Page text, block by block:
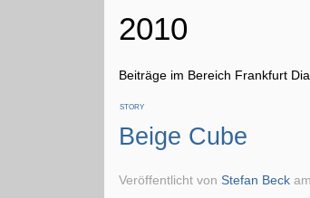
2010
Beiträge im Bereich Frankfurt
STORY
Beige Cube
Veröffentlicht vonStefan Beck